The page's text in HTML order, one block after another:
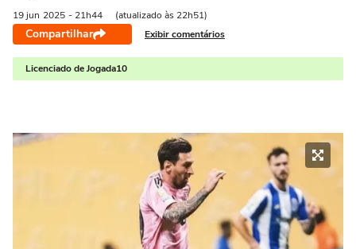
19 jun 2025 - 21h44 (atualizado às 22h51)
Compartilhar Exibir comentários
Licenciado de Jogada10